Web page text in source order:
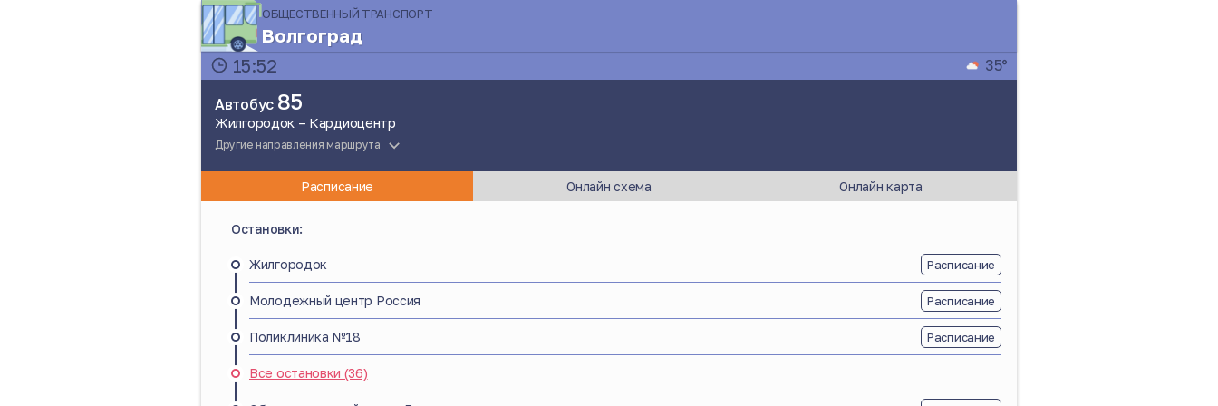
ОБЩЕСТВЕННЫЙ ТРАНСПОРТ
Волгоград
15:52
35°
Автобус 85
Жилгородок – Кардиоцентр
Другие направления маршрута
Расписание Онлайн схема Онлайн карта
Остановки:
Жилгородок Расписание
Молодежный центр Россия Расписание
Поликлиника №18 Расписание
Все остановки (36)